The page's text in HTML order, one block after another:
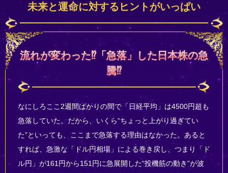
未来と運命に対するヒントがいっぱい
流れが変わった⁉「急落」した日本株の急
騰⁉
なにしろここ2週間ばかりの間で「日経平均」は4500円超も
急落していた。だから、いくら“ちょっと上がり過ぎてい
た”といっても、ここまで急落する理由はなかった。あると
すれば、急激な「ドル円相場」による巻き戻し、つまり「ド
ル円」が161円から151円に急展開した“投機筋の動き”が波